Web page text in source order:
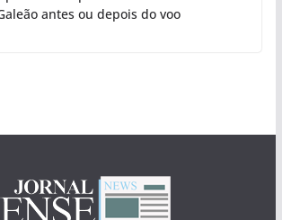
antes ou depois do voo